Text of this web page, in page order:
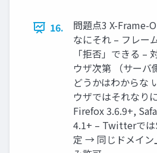
16.
問題点3 X-Frame-
なにそれ – フレー
「拒否」できる –
ウザ次第 （サーバ
どうかはわからな
ウザではそれなり
Firefox 3.6.9+,
4.1+ – Twitterでは
定 → 同じドメイン